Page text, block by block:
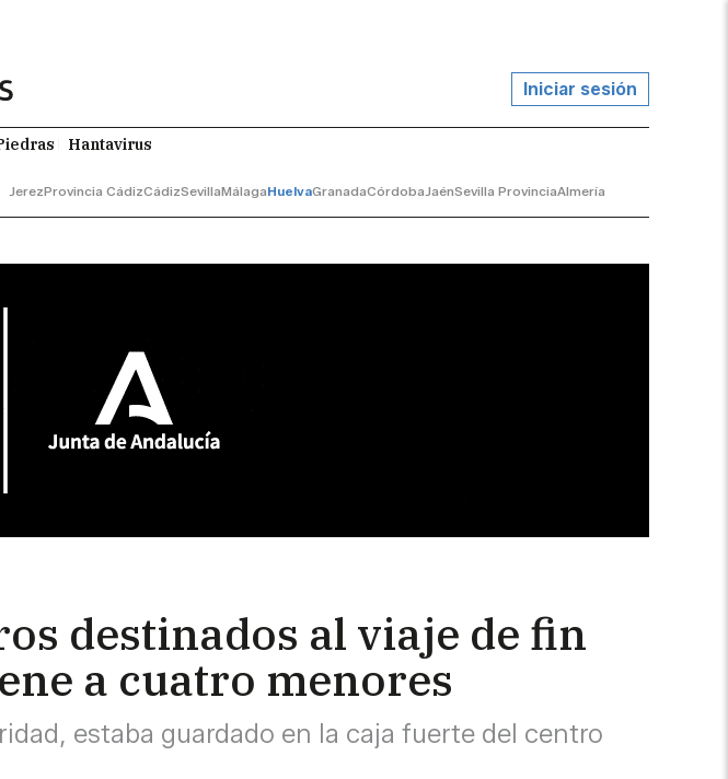
Iniciar sesión
Hantavirus
JerezProvincia CádizCádizSevillaMálagaHuelvaGranadaCórdobaJaénSevilla ProvinciaAlmería
destinados al viaje de fin
a cuatro menores
estaba guardado en la caja fuerte del centro